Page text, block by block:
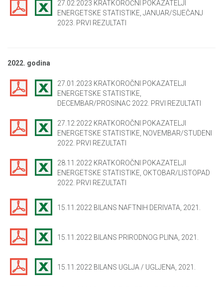
27.02.2023 KRATKOROČNI POKAZATELJI
ENERGETSKE STATISTIKE, JANUAR/SIJEČANJ
2023. PRVI REZULTATI
2022. godina
27.01.2023 KRATKOROČNI POKAZATELJI
ENERGETSKE STATISTIKE,
DECEMBAR/PROSINAC 2022. PRVI REZULTATI
27.12.2022 KRATKOROČNI POKAZATELJI
ENERGETSKE STATISTIKE, NOVEMBAR/STUDENI
2022. PRVI REZULTATI
28.11.2022 KRATKOROČNI POKAZATELJI
ENERGETSKE STATISTIKE, OKTOBAR/LISTOPAD
2022. PRVI REZULTATI
15.11.2022 BILANS NAFTNIH DERIVATA, 2021.
15.11.2022 BILANS PRIRODNOG PLINA, 2021.
15.11.2022 BILANS UGLJA / UGLJENA, 2021.